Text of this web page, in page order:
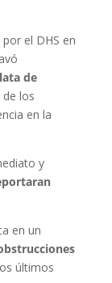
el DHS en
de
de los
en la
y
en un
últimos